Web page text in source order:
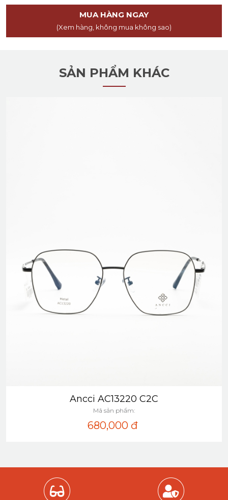
MUA HÀNG NGAY
(Xem hàng, không mua không sao)
SẢN PHẨM KHÁC
Xem nhanh
Ancci AC13220 C2C
Mã sản phẩm:
680,000 đ